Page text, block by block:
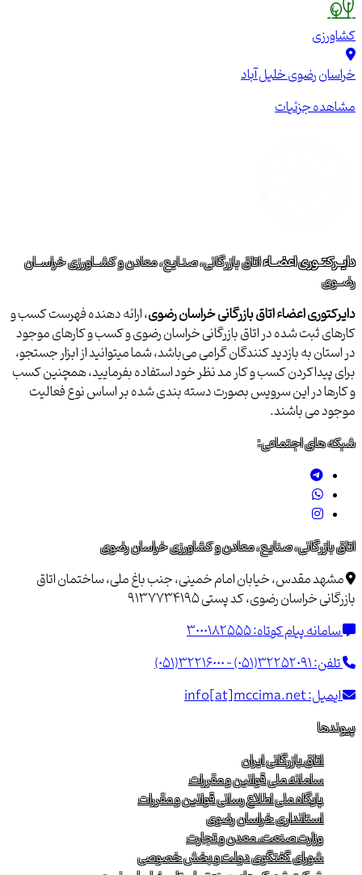
کشاورزی
خراسان رضویخلیل آباد
مشاهده جزئیات
دایــرکتــوری اعضــاءاتاق بازرگانی، صنـایع، معادن و کشــاورزی خراســان
رضــوی
دایرکتوری اعضاء اتاق بازرگانی خراسان رضوی، ارائه دهنده فهرست کسب و
کارهای ثبت شده در اتاق بازرگانی خراسان رضوی و کسب و کارهای موجود
در استان به بازدید کنندگان گرامی می‌باشد، شما میتوانید از ابزار جستجو،
برای پیداکردن کسب و کار مد نظر خود استفاده بفرمایید، همچنین کسب
و کارها در این سرویس بصورت دسته بندی شده بر اساس نوع فعالیت
موجود می باشند.
شبکه های اجتماعی:
اتاق بازرگانی، صنایع، معادن و کشاورزی خراسان رضوی
مشهد مقدس، خیابان امام خمینی، جنب باغ ملی، ساختمان اتاق
بازرگانی خراسان رضوی، کد پستی 9137734195
سامانه پیام کوتاه:3000182555
تلفن:(051)32216000 - (051)32252091
ایمیل:info[at]mccima.net
پیوندها
اتاق بازرگانی ایران
سامانه ملی قوانین و مقررات
پایگاه ملی اطلاع رسانی قوانین و مقررات
استانداری خراسان رضوی
وزارت صنعت، معدن و تجارت
شورای گفتگوی دولت و بخش خصوصی